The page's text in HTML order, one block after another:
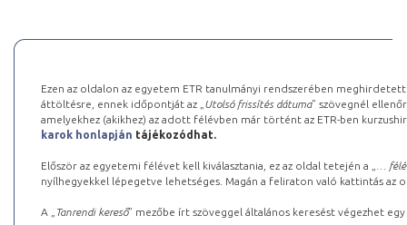
Ezen az oldalon az egyetem ETR tanulmányi rendszerében
áttöltésre, ennek időpontját az „ Utolsó frissítés dátuma” szövegnél
amelyekhez (akikhez) az adott félévben már történt az ETR-ben
karok honlapján tájékozódhat.
Először az egyetemi félévet kell kiválasztania, ez az oldal tetején a „
…
nyílhegyekkel lépegetve lehetséges. Magán a feliraton való kattintás az
A „ Tanrendi kereső” mezőbe írt szöveggel általános keresést végezhet